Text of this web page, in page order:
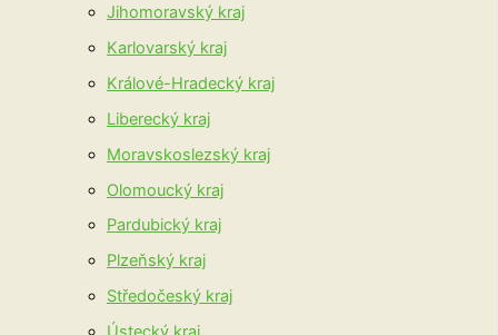
Jihomoravský kraj
Karlovarský kraj
Králové-Hradecký kraj
Liberecký kraj
Moravskoslezský kraj
Olomoucký kraj
Pardubický kraj
Plzeňský kraj
Středočeský kraj